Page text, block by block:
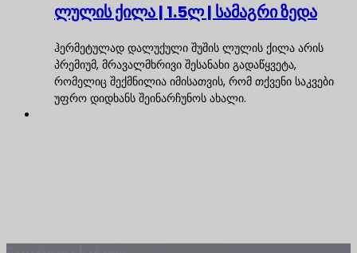
ლულის ქილა | 1.5ლ | სამაგრი ზედა
ჰერმეტულად დალუქული შუშის ლულის ქილა არის
პრემიუმ, მრავალმხრივი შესანახი გადაწყვეტა,
რომელიც შექმნილია იმისათვის, რომ თქვენი საკვები
უფრო დიდხანს შეინარჩუნოს ახალი.